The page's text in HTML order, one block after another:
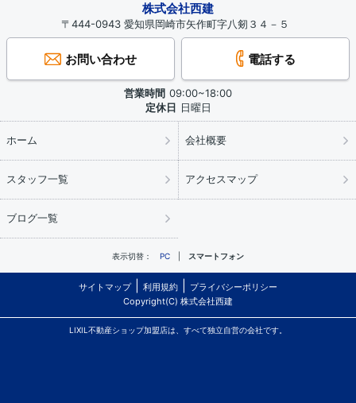
株式会社西建
〒444-0943 愛知県岡崎市矢作町字八剱３４－５
お問い合わせ 電話する
営業時間 09:00~18:00
定休日 日曜日
ホーム 会社概要
スタッフ一覧 アクセスマップ
ブログ一覧
表示切替： PC スマートフォン
サイトマップ 利用規約
プライバシーポリシー
Copyright(C) 株式会社西建
LIXIL不動産ショップ加盟店は、すべて独立自営の会社です。